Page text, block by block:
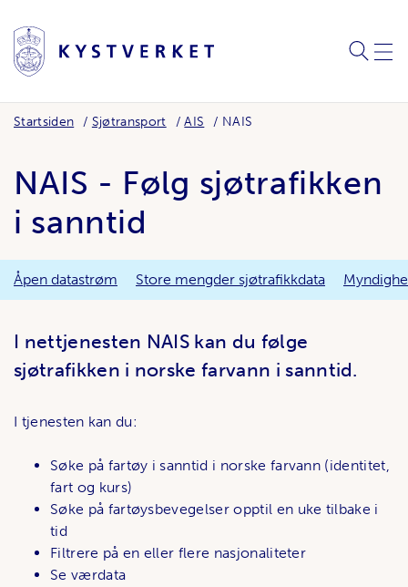
SØK
Startsiden Sjøtransport AIS NAIS
NAIS - Følg sjøtrafikken
i sanntid
Åpen datastrøm Store mengder sjøtrafikkdata
I nettjenesten NAIS kan du følge
sjøtrafikken i norske farvann i sanntid.
I tjenesten kan du:
Søke på fartøy i sanntid i norske farvann (identitet,
fart og kurs)
Søke på fartøysbevegelser opptil en uke tilbake i
tid
Filtrere på en eller flere nasjonaliteter
Se værdata